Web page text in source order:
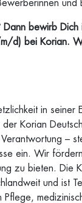
Dann bewirb
d) bei Korian.
in
Korian
–
ein. Wir
zu bieten.
und ist
Pflege,